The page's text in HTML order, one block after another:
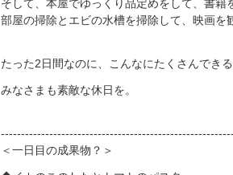
そして、本屋でゆっくり品定めをして、書籍
部屋の掃除とエビの水槽を掃除して、映画を
たった2日間なのに、こんなにたくさんでき
みなさまも素敵な休日を。
＜一日目の成果物？＞